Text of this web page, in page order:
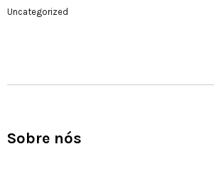
Uncategorized
Sobre nós